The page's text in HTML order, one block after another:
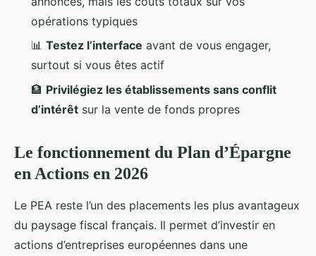
opérations typiques
📊 Testez l’interface avant de vous engager,
surtout si vous êtes actif
🏦 Privilégiez les établissements sans conflit
d’intérêt sur la vente de fonds propres
Le fonctionnement du Plan d’Épargne
en Actions en 2026
Le PEA reste l’un des placements les plus avantageux
du paysage fiscal français. Il permet d’investir en
actions d’entreprises européennes dans une